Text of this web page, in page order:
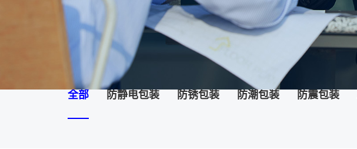
全部 防静电包装 防锈包装 防潮包装 防震包装